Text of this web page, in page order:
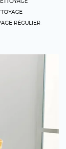
RÉGULIER